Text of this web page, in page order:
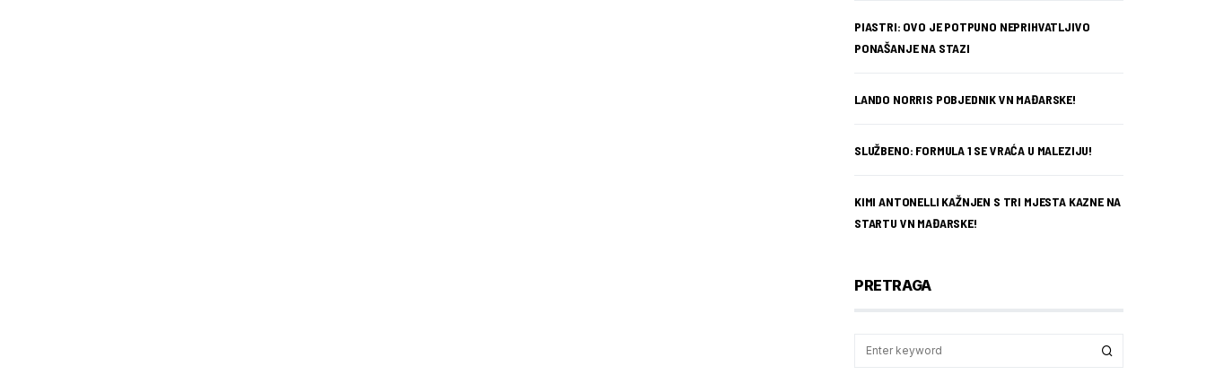
PIASTRI: OVO JE POTPUNO NEPRIHVATLJIVO
PONAŠANJE NA STAZI
LANDO NORRIS POBJEDNIK VN MAĐARSKE!
SLUŽBENO: FORMULA 1 SE VRAĆA U MALEZIJU!
KIMI ANTONELLI KAŽNJEN S TRI MJESTA KAZNE NA
STARTU VN MAĐARSKE!
PRETRAGA